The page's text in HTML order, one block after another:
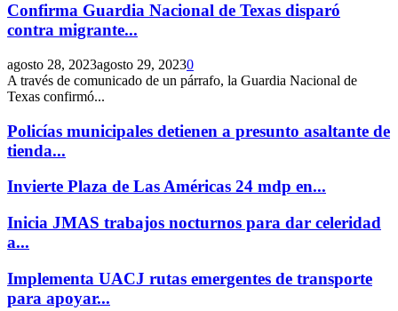
Confirma Guardia Nacional de Texas disparó
contra migrante...
agosto 28, 2023agosto 29, 20230
A través de comunicado de un párrafo, la Guardia Nacional de
Texas confirmó...
Policías municipales detienen a presunto asaltante de
tienda...
Invierte Plaza de Las Américas 24 mdp en...
Inicia JMAS trabajos nocturnos para dar celeridad
a...
Implementa UACJ rutas emergentes de transporte
para apoyar...